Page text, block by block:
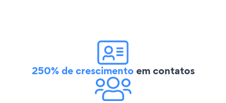
250% de crescimentoem contatos